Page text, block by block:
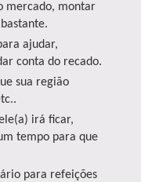
mercado, montar
ajudar,
conta do recado.
sua região
irá ficar,
tempo para que
para refeições